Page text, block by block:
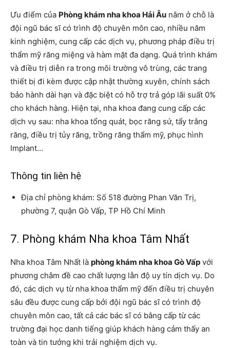
Ưu điểm của Phòng khám nha khoa Hải Âu nằm ở chỗ là
đội ngũ bác sĩ có trình độ chuyên môn cao, nhiều năm
kinh nghiệm, cung cấp các dịch vụ, phương pháp điều trị
thẩm mỹ răng miệng và hàm mặt đa dạng. Quá trình khám
và điều trị diễn ra trong môi trường vô trùng, các trang
thiết bị đi kèm được cập nhật thường xuyên, chính sách
bảo hành dài hạn và đặc biệt có hỗ trợ trả góp lãi suất 0%
cho khách hàng. Hiện tại, nha khoa đang cung cấp các
dịch vụ sau: nha khoa tổng quát, bọc răng sứ, tẩy trắng
răng, điều trị tủy răng, trồng răng thẩm mỹ, phục hình
Implant…
Thông tin liên hệ
Địa chỉ phòng khám: Số 518 đường Phan Văn Trị,
phường 7, quận Gò Vấp, TP Hồ Chí Minh
7. Phòng khám Nha khoa Tâm Nhất
Nha khoa Tâm Nhất là phòng khám nha khoa Gò Vấp với
phương châm đề cao chất lượng lẫn độ uy tín dịch vụ. Do
đó, các dịch vụ từ nha khoa thẩm mỹ đến điều trị chuyên
sâu đều được cung cấp bởi đội ngũ bác sĩ có trình độ
chuyên môn cao, tất cả các bác sĩ có bằng cấp từ các
trường đại học danh tiếng giúp khách hàng cảm thấy an
toàn và tin tưởng khi trải nghiệm dịch vụ.